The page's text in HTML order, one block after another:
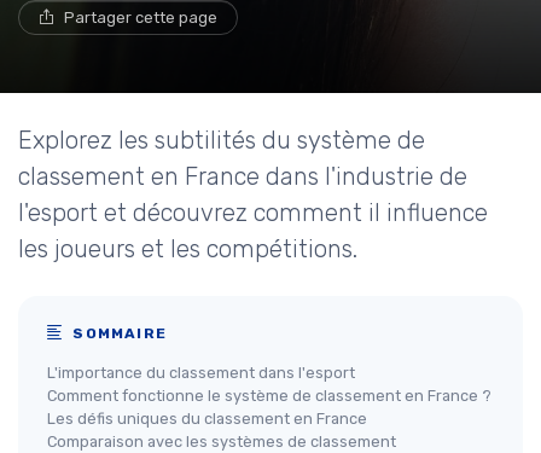
Partager cette page
Explorez les subtilités du système de
classement en France dans l'industrie de
l'esport et découvrez comment il influence
les joueurs et les compétitions.
SOMMAIRE
L'importance du classement dans l'esport
Comment fonctionne le système de classement en France ?
Les défis uniques du classement en France
Comparaison avec les systèmes de classement